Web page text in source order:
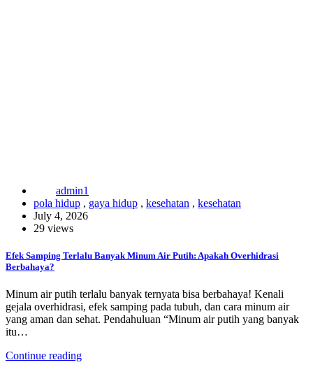
admin1
pola hidup , gaya hidup , kesehatan , kesehatan
July 4, 2026
29 views
Efek Samping Terlalu Banyak Minum Air Putih: Apakah Overhidrasi
Berbahaya?
Minum air putih terlalu banyak ternyata bisa berbahaya! Kenali
gejala overhidrasi, efek samping pada tubuh, dan cara minum air
yang aman dan sehat. Pendahuluan “Minum air putih yang banyak
itu…
Continue reading